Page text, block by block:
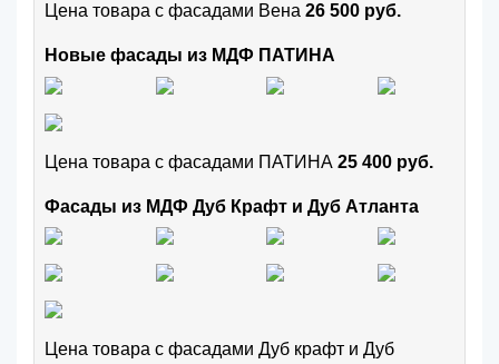
Цена товара с фасадами Вена 26 500 руб.
Новые фасады из МДФ ПАТИНА
Цена товара с фасадами ПАТИНА 25 400 руб.
Фасады из МДФ Дуб Крафт и Дуб Атланта
Цена товара с фасадами Дуб крафт и Дуб